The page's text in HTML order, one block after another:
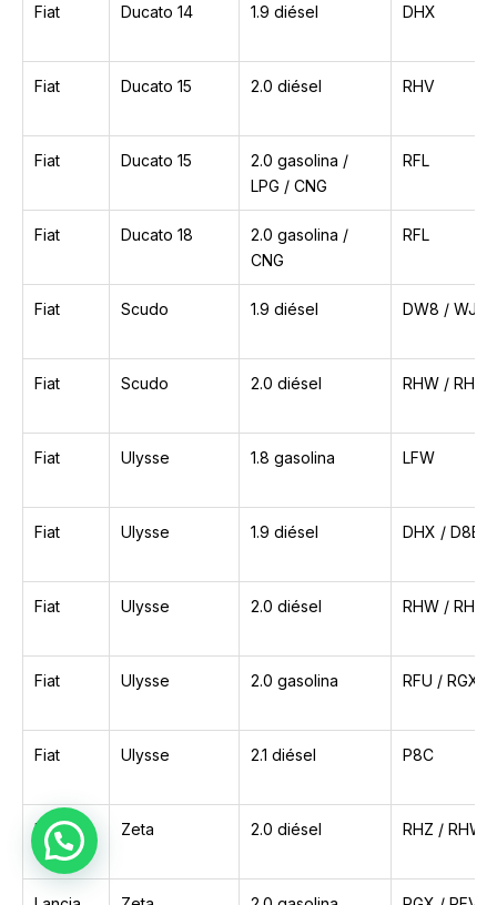
Fiat Ducato 14 1.9 diésel DHX
Fiat Ducato 15 2.0 diésel RHV
Fiat Ducato 15
2.0 gasolina /
LPG / CNG
RFL
Fiat Ducato 18
2.0 gasolina /
CNG
RFL
Fiat Scudo 1.9 diésel DW8 / WJY
Fiat Scudo 2.0 diésel RHW / RHX
Fiat Ulysse 1.8 gasolina LFW
Fiat Ulysse 1.9 diésel DHX / D8B
Fiat Ulysse 2.0 diésel RHW / RHZ
Fiat Ulysse 2.0 gasolina RFU / RGX /
Fiat Ulysse 2.1 diésel P8C
Lancia Zeta 2.0 diésel RHZ / RHW